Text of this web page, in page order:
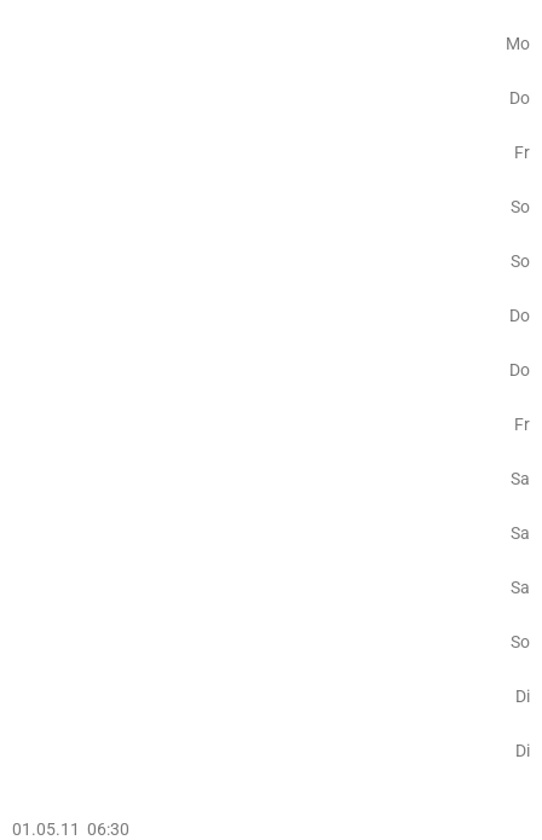
Mo
Do
Fr
So
So
Do
Do
Fr
Sa
Sa
Sa
So
Di
Di
01.05.11 06:30